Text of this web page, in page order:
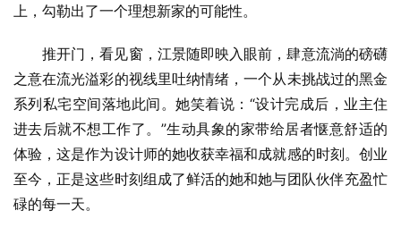
上，勾勒出了一个理想新家的可能性。
推开门，看见窗，江景随即映入眼前，肆意流淌的磅礴
之意在流光溢彩的视线里吐纳情绪，一个从未挑战过的黑金
系列私宅空间落地此间。她笑着说：“设计完成后，业主住
进去后就不想工作了。”生动具象的家带给居者惬意舒适的
体验，这是作为设计师的她收获幸福和成就感的时刻。创业
至今，正是这些时刻组成了鲜活的她和她与团队伙伴充盈忙
碌的每一天。